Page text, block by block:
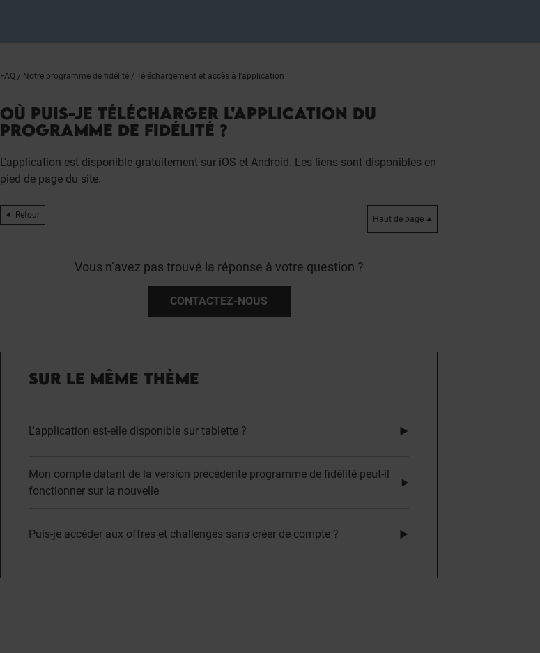
FAQ / Notre programme de fidélité / Téléchargement et accès à l'application
OÙ PUIS-JE TÉLÉCHARGER L'APPLICATION DU
PROGRAMME DE FIDÉLITÉ ?
L'application est disponible gratuitement sur iOS et Android. Les liens sont disponibles en
pied de page du site.
Retour Haut de page
Vous n’avez pas trouvé la réponse à votre question ?
CONTACTEZ-NOUS
SUR LE MÊME THÈME
L'application est-elle disponible sur tablette ?
Mon compte datant de la version précédente programme de fidélité peut-il
fonctionner sur la nouvelle
Puis-je accéder aux offres et challenges sans créer de compte ?